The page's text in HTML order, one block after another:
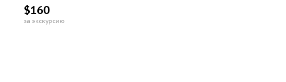
$160
за экскурсию